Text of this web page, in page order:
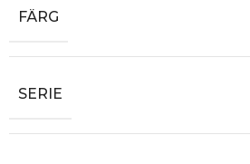
FÄRG
SERIE